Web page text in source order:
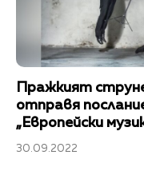
Пражкият
отправя
„Европейски
30.09.2022